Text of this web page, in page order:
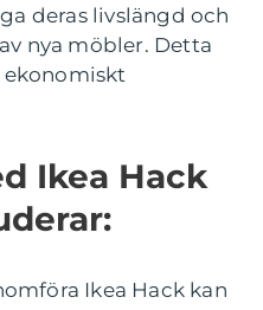
deras livslängd och
nya möbler. Detta
ekonomiskt
Ikea Hack
Ikea Hack kan